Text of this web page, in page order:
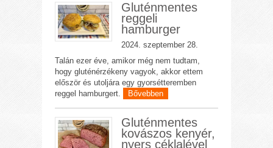
Gluténmentes
reggeli
hamburger
2024. szeptember 28.
Talán ezer éve, amikor még nem tudtam,
hogy gluténérzékeny vagyok, akkor ettem
először és utoljára egy gyorsétteremben
reggel hamburgert.
Bővebben
Gluténmentes
kovászos kenyér,
nyers céklalével